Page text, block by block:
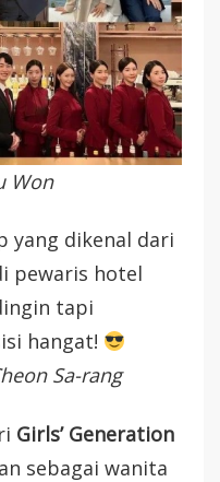
Won
yang dikenal dari
pewaris hotel
tapi
hangat!
Sa-rang
Girls’ Generation
sebagai wanita